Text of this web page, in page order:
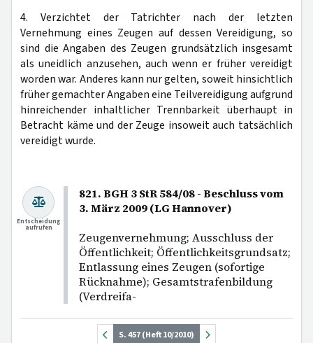
4. Verzichtet der Tatrichter nach der letzten
Vernehmung eines Zeugen auf dessen Vereidigung, so
sind die Angaben des Zeugen grundsätzlich insgesamt
als uneidlich anzusehen, auch wenn er früher vereidigt
worden war. Anderes kann nur gelten, soweit hinsichtlich
früher gemachter Angaben eine Teilvereidigung aufgrund
hinreichender inhaltlicher Trennbarkeit überhaupt in
Betracht käme und der Zeuge insoweit auch tatsächlich
vereidigt wurde.
821. BGH 3 StR 584/08 - Beschluss vom
3. März 2009 (LG Hannover)
Zeugenvernehmung; Ausschluss der
Öffentlichkeit; Öffentlichkeitsgrundsatz;
Entlassung eines Zeugen (sofortige
Rücknahme); Gesamtstrafenbildung
(Verdreifa-
Entscheidung
aufrufen
S. 457 (Heft 10/2010)